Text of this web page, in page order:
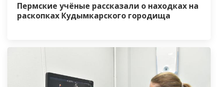
Пермские учёные рассказали о находках на
раскопках Кудымкарского городища